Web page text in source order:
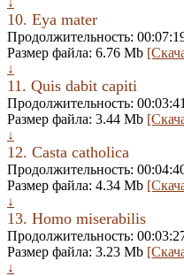
10. Eya mater
Продолжительность:
Размер файла: 6.76 Mb
↓
11. Quis dabit capiti
Продолжительность: 00:03:41
Размер файла: 3.44 Mb
↓
12. Casta catholica
Продолжительность:
Размер файла: 4.34 Mb
↓
13. Homo miserabilis
Продолжительность:
Размер файла: 3.23 Mb
↓